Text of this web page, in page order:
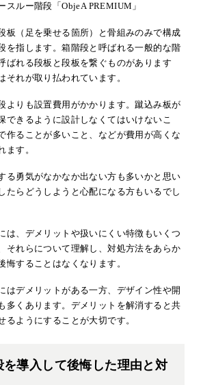
スルー階段「ObjeA PREMIUM」
板（足を乗せる箇所）と骨組みのみで構成
を指します。箱階段と呼ばれる一般的な階
ばれる段板と段板を繋ぐものがあります
それが取り払われています。
よりも設置費用がかかります。蹴込み板が
できるように設計しなくてはいけないこ
作ることが多いこと、などが費用が高くな
ます。
る勇気がなかなか出ない方も多いかと思い
たらどうしようと心配になる方もいるでし
は、デメリットや扱いにくい特徴もいくつ
それらについて理解し、対処方法をあらか
悔することはなくなります。
はデメリットがある一方、デザイン性や開
多くあります。デメリットを解消すると共
るようにすることが大切です。
を導入して後悔した理由と対